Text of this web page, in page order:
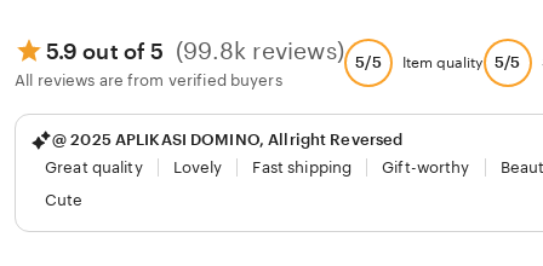
5.9 out of 5 (99.8k reviews)
All reviews are from verified buyers
5/5 Item quality 5/5
@ 2025 APLIKASI DOMINO, Allright Reversed
Great quality
Lovely Fast shipping Gift-worthy
Cute